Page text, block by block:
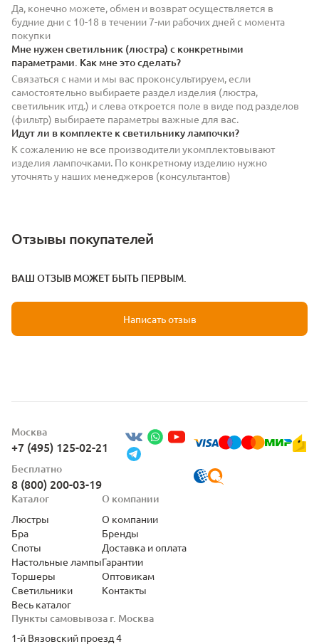
Да, конечно можете, обмен и возврат осуществляется в
будние дни с 10-18 в течении 7-ми рабочих дней с момента
покупки
Мне нужен светильник (люстра) с конкретными
параметрами. Как мне это сделать?
Связаться с нами и мы вас проконсультируем, если
самостоятельно выбираете раздел изделия (люстра,
светильник итд.) и слева откроется поле в виде под разделов
(фильтр) выбираете параметры важные для вас.
Идут ли в комплекте к светильнику лампочки?
К сожалению не все производители укомплектовывают
изделия лампочками. По конкретному изделию нужно
уточнять у наших менеджеров (консультантов)
Отзывы покупателей
ВАШ ОТЗЫВ МОЖЕТ БЫТЬ ПЕРВЫМ.
Написать отзыв
Москва
+7 (495) 125-02-21
Бесплатно
8 (800) 200-03-19
Пункты самовывоза г. Москва
1-й Вязовский проезд 4
Каталог
Люстры
Бра
Споты
Настольные лампы
Торшеры
Светильники
Весь каталог
О компании
О компании
Бренды
Доставка и оплата
Гарантии
Оптовикам
Контакты